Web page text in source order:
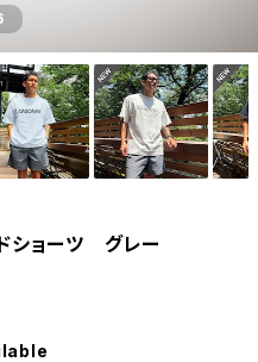
ショーツ グレー